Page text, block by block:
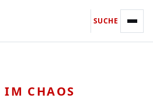
SUCHE
IM CHAOS